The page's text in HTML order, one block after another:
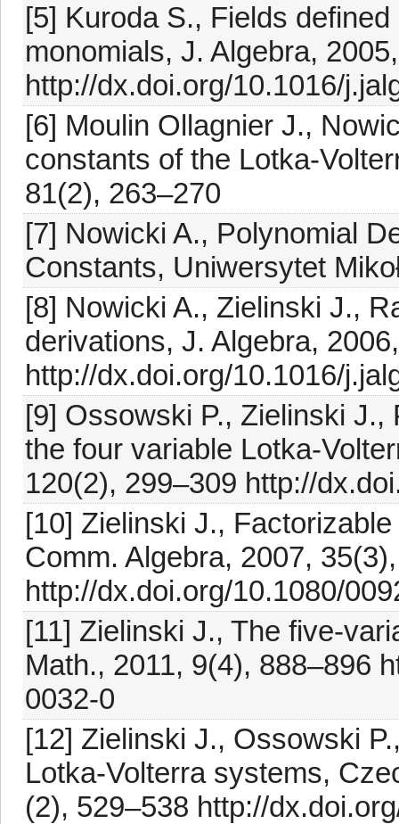
[5] Kuroda S., Fields
monomials, J. Algebra,
http://dx.doi.org/10.1016/
[6] Moulin Ollagnier J.,
constants of the Lotka-
81(2), 263–270
[7] Nowicki A., Polynomial
Constants, Uniwersytet
[8] Nowicki A., Zielinski J.,
derivations, J. Algebra,
http://dx.doi.org/10.1016/
[9] Ossowski P., Zielinski
the four variable Lotka-
120(2), 299–309 http://
[10] Zielinski J.,
Comm. Algebra, 2007,
http://dx.doi.org/10.1080/
[11] Zielinski J., The five-
Math., 2011, 9(4), 888–896
0032-0
[12] Zielinski J., Ossowski
Lotka-Volterra systems,
(2), 529–538 http://